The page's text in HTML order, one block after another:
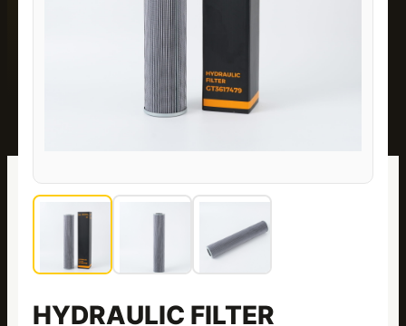
HYDRAULIC FILTER